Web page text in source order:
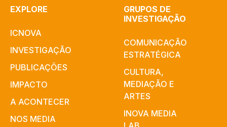
EXPLORE
ICNOVA
INVESTIGAÇÃO
PUBLICAÇÕES
IMPACTO
A ACONTECER
NOS MEDIA
GRUPOS DE
INVESTIGAÇÃO
COMUNICAÇÃO
ESTRATÉGICA
CULTURA,
MEDIAÇÃO E
ARTES​
INOVA MEDIA